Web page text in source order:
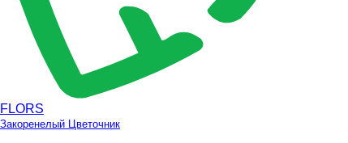
FLORS
Закоренелый Цветочник